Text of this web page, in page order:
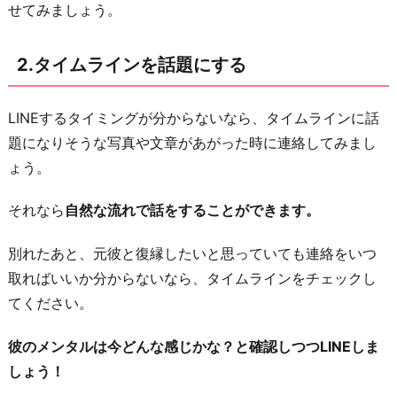
5.
日
を
狙
っ
メ
ッ
セ
ジ
す
せてみましょう。
2.タイムラインを話題にする
LINEするタイミングが分からないなら、タイムラインに話
題になりそうな写真や文章があがった時に連絡してみまし
ょう。
それなら 自然な流れで話をすることができます。
別れたあと、元彼と復縁したいと思っていても連絡をいつ
取ればいいか分からないなら、タイムラインをチェックし
てください。
彼のメンタルは今どんな感じかな？と確認しつつLINEしま
しょう！